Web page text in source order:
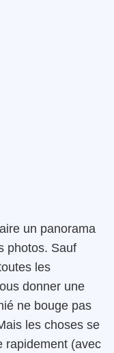
un panorama
photos. Sauf
les
donner une
ne bouge pas
les choses se
rapidement (avec